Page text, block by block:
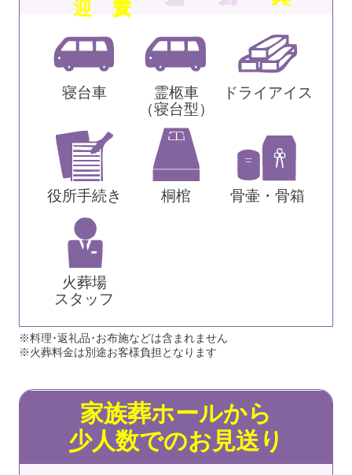
寝台車
霊柩車
（寝台型）
ドライアイス
役所手続き 桐棺 骨壷・骨箱
火葬場
スタッフ
※料理･返礼品･お布施などは含まれません
※火葬料金は別途お客様負担となります
家族葬ホールから
少人数でのお見送り